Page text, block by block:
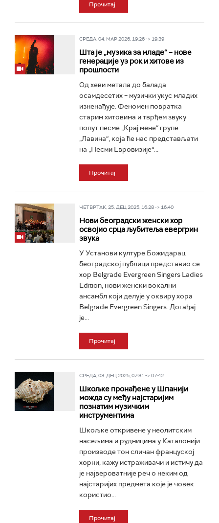
Прочитај
СРЕДА, 04. МАР 2026, 19:26 -> 19:39
Шта је „музика за младе“ – нове
генерације уз рок и хитове из
прошлости
Од хеви метала до балада
осамдесетих – музички укус младих
изненађује. Феномен повратка
старим хитовима и тврђем звуку
попут песме „Крај мене“ групе
„Лавина“, која ће нас представљати
на „Песми Евровизије“...
Прочитај
ЧЕТВРТАК, 25. ДЕЦ 2025, 16:28 -> 16:40
Нови београдски женски хор
освојио срца љубитеља евергрин
звука
У Установи културе Божидарац
београдској публици представио се
хор Belgrade Evergreen Singers Ladies
Edition, нови женски вокални
ансамбл који делује у оквиру хора
Belgrade Evergreen Singers. Догађај
је...
Прочитај
СРЕДА, 03. ДЕЦ 2025, 07:31 -> 07:42
Шкољке пронађене у Шпанији
можда су међу најстаријим
познатим музичким
инструментима
Шкољке откривене у неолитским
насељима и рудницима у Каталонији
производе тон сличан француској
хорни, кажу истраживачи и истичу да
је највероватније реч о неким од
најстаријих предмета које је човек
користио...
Прочитај